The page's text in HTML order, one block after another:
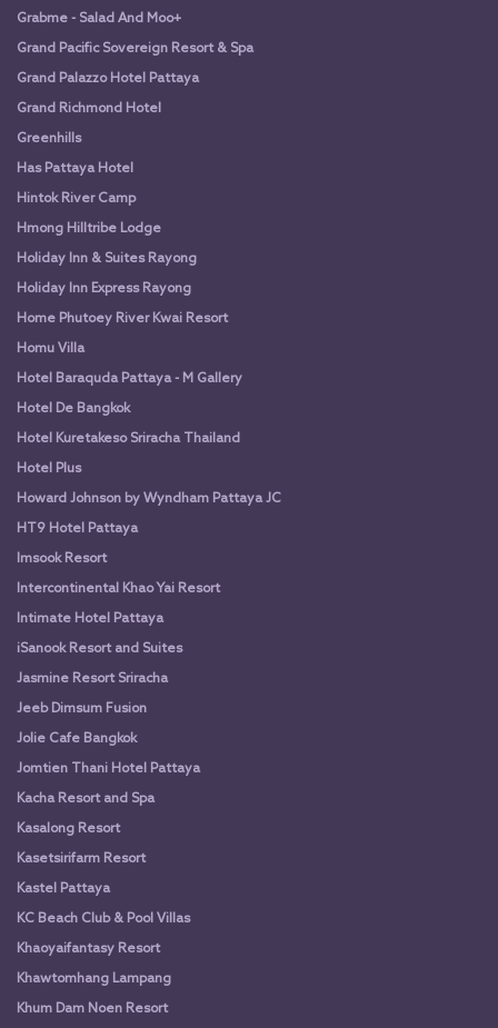
Grabme - Salad And Moo+
Grand Pacific Sovereign Resort & Spa
Grand Palazzo Hotel Pattaya
Grand Richmond Hotel
Greenhills
Has Pattaya Hotel
Hintok River Camp
Hmong Hilltribe Lodge
Holiday Inn & Suites Rayong
Holiday Inn Express Rayong
Home Phutoey River Kwai Resort
Homu Villa
Hotel Baraquda Pattaya - M Gallery
Hotel De Bangkok
Hotel Kuretakeso Sriracha Thailand
Hotel Plus
Howard Johnson by Wyndham Pattaya JC
HT9 Hotel Pattaya
Imsook Resort
Intercontinental Khao Yai Resort
Intimate Hotel Pattaya
iSanook Resort and Suites
Jasmine Resort Sriracha
Jeeb Dimsum Fusion
Jolie Cafe Bangkok
Jomtien Thani Hotel Pattaya
Kacha Resort and Spa
Kasalong Resort
Kasetsirifarm Resort
Kastel Pattaya
KC Beach Club & Pool Villas
Khaoyaifantasy Resort
Khawtomhang Lampang
Khum Dam Noen Resort